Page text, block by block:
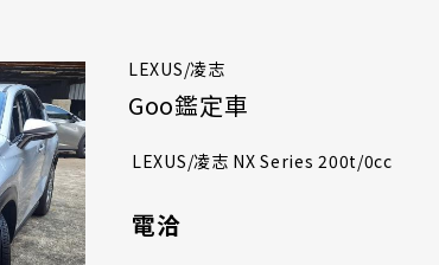
LEXUS/凌志
Goo鑑定車
LEXUS/凌志 NX Series 200t/0cc
電洽